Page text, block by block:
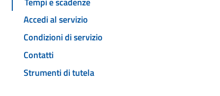
Accedi al servizio
Condizioni di servizio
Contatti
Strumenti di tutela